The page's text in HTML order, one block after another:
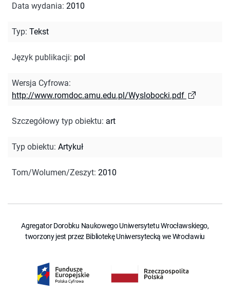
Data wydania: 2010
Typ: Tekst
Język publikacji: pol
Wersja Cyfrowa:
http://www.romdoc.amu.edu.pl/Wyslobocki.pdf
Szczegółowy typ obiektu: art
Typ obiektu: Artykuł
Tom/Wolumen/Zeszyt: 2010
Agregator Dorobku Naukowego Uniwersytetu Wrocławskiego,
tworzony jest przez Bibliotekę Uniwersytecką we Wrocławiu